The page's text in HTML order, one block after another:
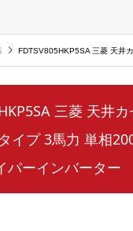
FDTSV805HKP5SA 三菱 天井カセットエアコン1方向タイプ 3馬力 単
三菱 天井
イプ 3馬力 単相
パーインバーター